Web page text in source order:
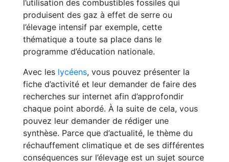
l’utilisation des combustibles fossiles qui
produisent des gaz à effet de serre ou
l’élevage intensif par exemple, cette
thématique a toute sa place dans le
programme d’éducation nationale.
Avec les lycéens, vous pouvez présenter la
fiche d’activité et leur demander de faire des
recherches sur internet afin d’approfondir
chaque point abordé. À la suite de cela, vous
pouvez leur demander de rédiger une
synthèse. Parce que d’actualité, le thème du
réchauffement climatique et de ses différentes
conséquences sur l’élevage est un sujet source